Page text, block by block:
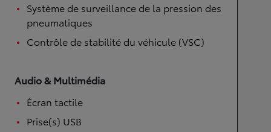
Système de surveillance de la pression des
pneumatiques
Contrôle de stabilité du véhicule (VSC)
Audio & Multimédia
Écran tactile
Prise(s) USB